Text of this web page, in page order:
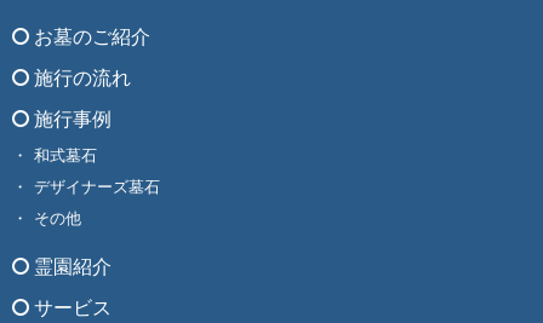
お墓のご紹介
施行の流れ
施行事例
和式墓石
デザイナーズ墓石
その他
霊園紹介
サービス